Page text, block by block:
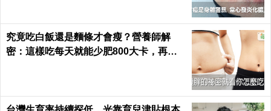
究竟吃白飯還是麵條才會瘦？營養師解
密：這樣吃每天就能少肥800大卡，再也